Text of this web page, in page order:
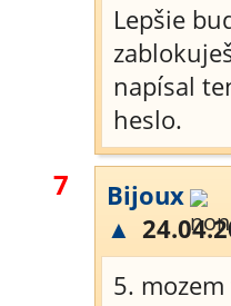
Lepšie
napísal
heslo.
7
Bijoux
▲
5.